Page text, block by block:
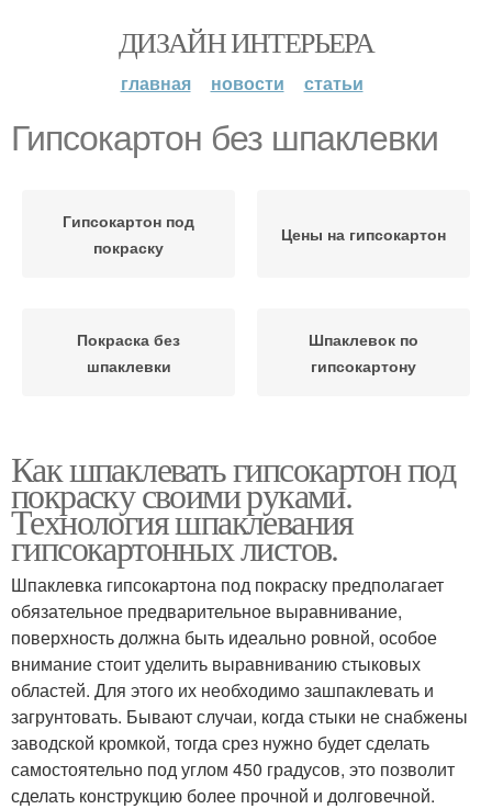
ДИЗАЙН ИНТЕРЬЕРА
главная новости статьи
Гипсокартон без шпаклевки
Гипсокартон под
покраску
Цены на гипсокартон
Покраска без
шпаклевки
Шпаклевок по
гипсокартону
Как шпаклевать гипсокартон под
покраску своими руками.
Технология шпаклевания
гипсокартонных листов.
Шпаклевка гипсокартона под покраску предполагает
обязательное предварительное выравнивание,
поверхность должна быть идеально ровной, особое
внимание стоит уделить выравниванию стыковых
областей. Для этого их необходимо зашпаклевать и
загрунтовать. Бывают случаи, когда стыки не снабжены
заводской кромкой, тогда срез нужно будет сделать
самостоятельно под углом 450 градусов, это позволит
сделать конструкцию более прочной и долговечной.